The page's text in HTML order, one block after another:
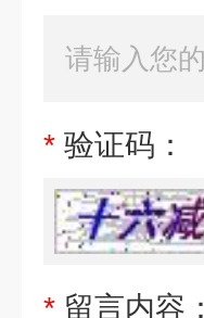
* 验证码：
* 留言内容：